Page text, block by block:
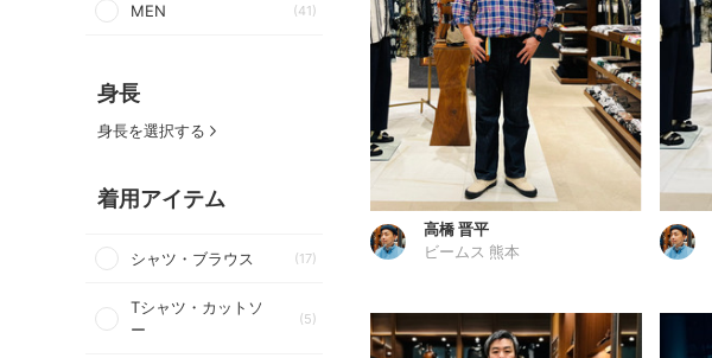
MEN (41)
身長
身長を選択する
着用アイテム
シャツ・ブラウス (17)
Tシャツ・カットソ
ー
(5)
高橋 晋平
ビームス 熊本